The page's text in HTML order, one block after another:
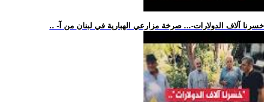
.. -خسرنا آلاف الدولارات-... صرخة مزارعي الهبارية في لبنان من آ